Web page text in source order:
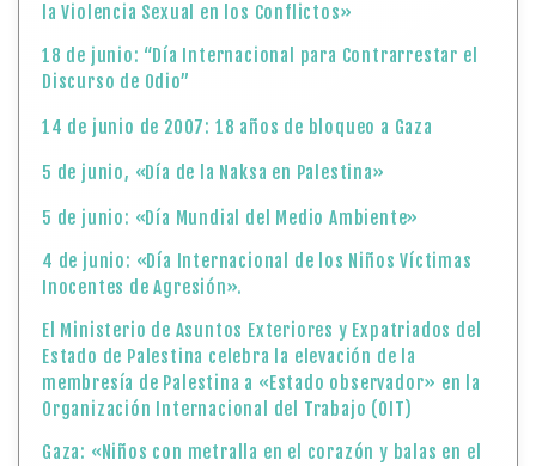
la Violencia Sexual en los Conflictos»
18 de junio: “Día Internacional para Contrarrestar el
Discurso de Odio”
14 de junio de 2007: 18 años de bloqueo a Gaza
5 de junio, «Día de la Naksa en Palestina»
5 de junio: «Día Mundial del Medio Ambiente»
4 de junio: «Día Internacional de los Niños Víctimas
Inocentes de Agresión».
El Ministerio de Asuntos Exteriores y Expatriados del
Estado de Palestina celebra la elevación de la
membresía de Palestina a «Estado observador» en la
Organización Internacional del Trabajo (OIT)
Gaza: «Niños con metralla en el corazón y balas en el